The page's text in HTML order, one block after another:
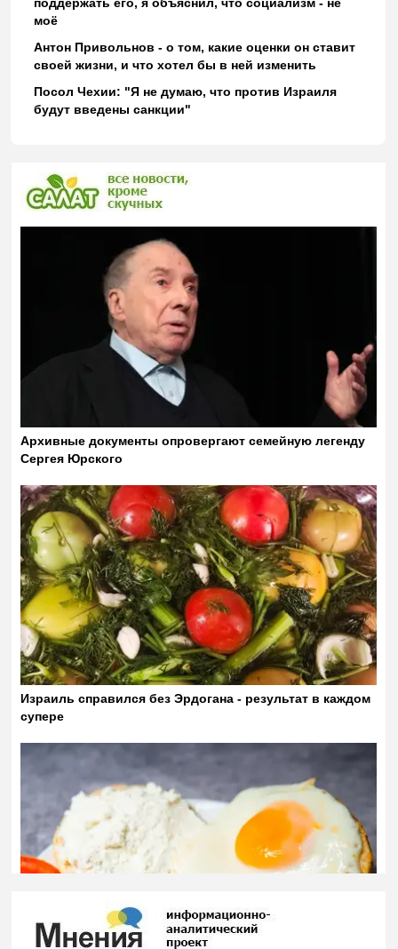
моё
Антон Привольнов - о том, какие оценки он ставит
своей жизни, и что хотел бы в ней изменить
Посол Чехии: "Я не думаю, что против Израиля
будут введены санкции"